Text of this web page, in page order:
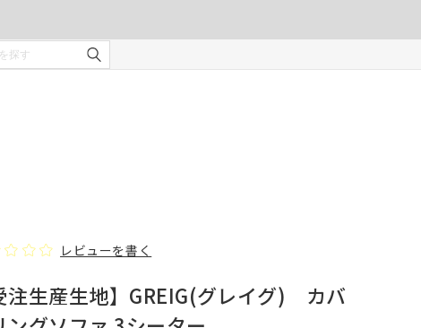
レビューを書く
注生産生地】GREIG(グレイグ) カバ
ご注文の前に注意事項を必ずご確認ください。
じま